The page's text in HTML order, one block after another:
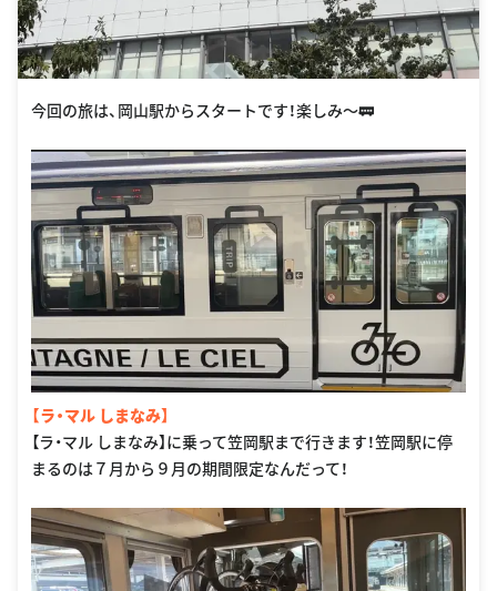
今回の旅は、岡山駅からスタートです！楽しみ〜🚃
【ラ・マル しまなみ】
【ラ・マル しまなみ】に乗って笠岡駅まで行きます！笠岡駅に停
まるのは７月から９月の期間限定なんだって！